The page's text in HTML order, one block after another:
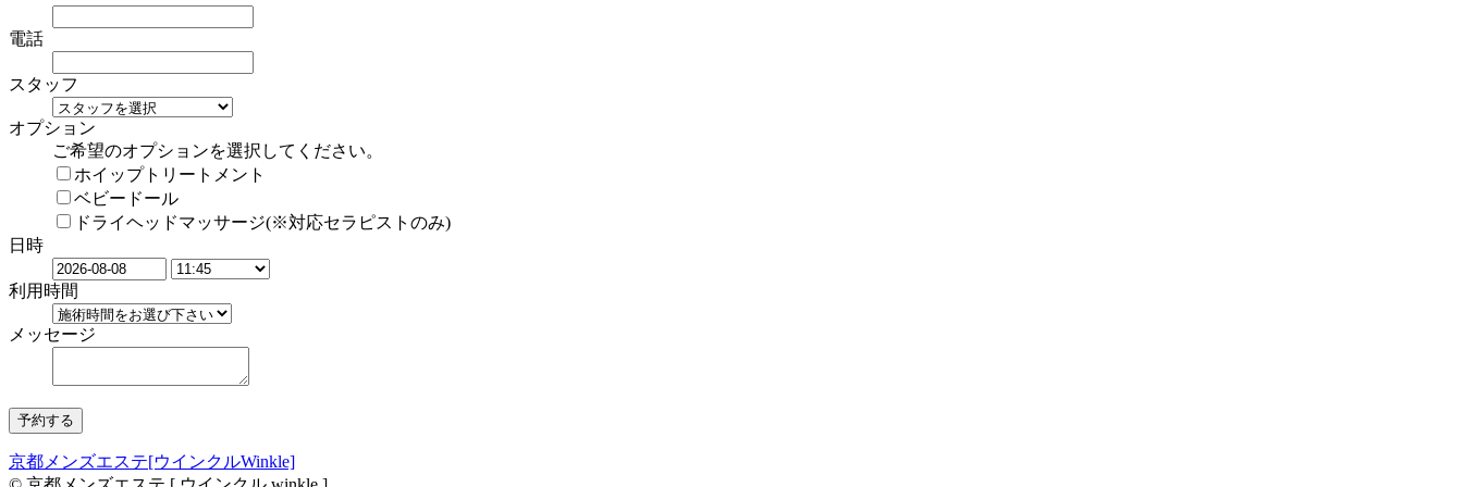
電話
スタッフ
オプション
ご希望のオプションを選択してください。
ホイップトリートメント
ベビードール
ドライヘッドマッサージ(※対応セラピストのみ)
日時
利用時間
メッセージ
京都メンズエステ[ウインクルWinkle]